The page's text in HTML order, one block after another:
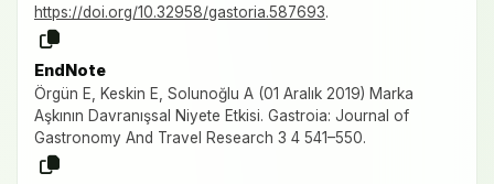
https://doi.org/10.32958/gastoria.587693.
EndNote
Örgün E, Keskin E, Solunoğlu A (01 Aralık 2019) Marka
Aşkının Davranışsal Niyete Etkisi. Gastroia: Journal of
Gastronomy And Travel Research 3 4 541–550.